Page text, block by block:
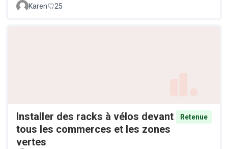
Karen 25
Installer des racks à vélos devant
tous les commerces et les zones
vertes
Retenue